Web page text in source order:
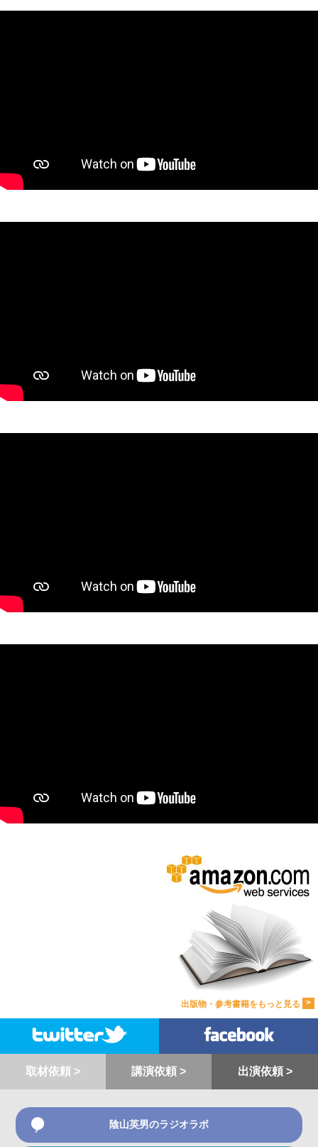
出版物・参考書籍をもっと見る >
取材依頼 > 講演依頼 > 出演依頼 >
陰山英男のラジオラボ